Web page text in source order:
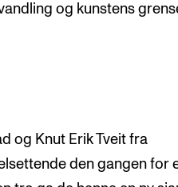
og kunstens
og Knut Erik Tveit fra
den gangen for